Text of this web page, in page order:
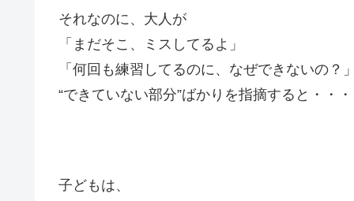
それなのに、大人が
「まだそこ、ミスしてるよ」
「何回も練習してるのに、なぜできないの？
“できていない部分”ばかりを指摘すると・・・
子どもは、